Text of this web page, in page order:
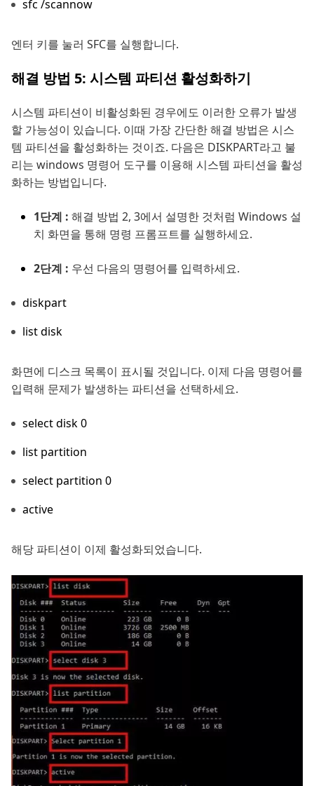
sfc /scannow
엔터 키를 눌러 SFC를 실행합니다.
해결 방법 5: 시스템 파티션 활성화하기
시스템 파티션이 비활성화된 경우에도 이러한 오류가 발생
할 가능성이 있습니다. 이때 가장 간단한 해결 방법은 시스
템 파티션을 활성화하는 것이죠. 다음은 DISKPART라고 불
리는 windows 명령어 도구를 이용해 시스템 파티션을 활성
화하는 방법입니다.
1단계 : 해결 방법 2, 3에서 설명한 것처럼 Windows 설
치 화면을 통해 명령 프롬프트를 실행하세요.
2단계 : 우선 다음의 명령어를 입력하세요.
diskpart
list disk
화면에 디스크 목록이 표시될 것입니다. 이제 다음 명령어를
입력해 문제가 발생하는 파티션을 선택하세요.
select disk 0
list partition
select partition 0
active
해당 파티션이 이제 활성화되었습니다.